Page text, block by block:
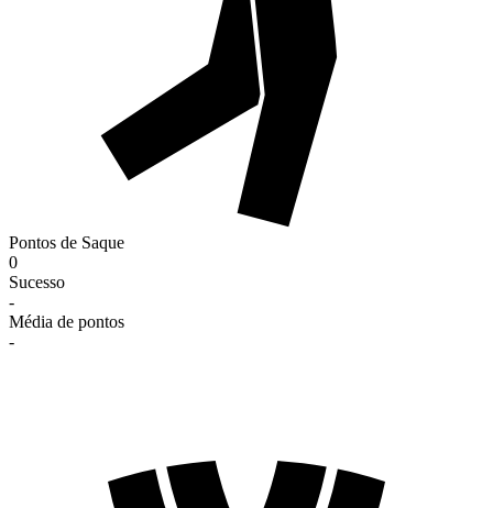
Pontos de Saque
0
Sucesso
-
Média de pontos
-